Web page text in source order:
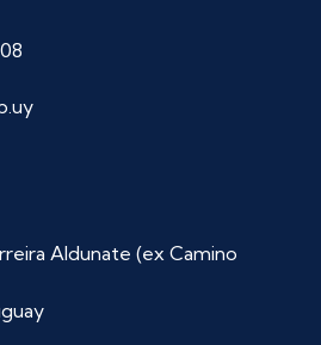
Aldunate (ex Camino